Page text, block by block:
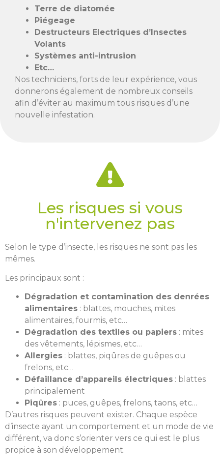
Terre de diatomée
Piégeage
Destructeurs Electriques d’Insectes
Volants
Systèmes anti-intrusion
Etc…
Nos techniciens, forts de leur expérience, vous
donnerons également de nombreux conseils
afin d’éviter au maximum tous risques d’une
nouvelle infestation.
Les risques si vous
n'intervenez pas
Selon le type d’insecte, les risques ne sont pas les
mêmes.
Les principaux sont :
Dégradation et contamination des denrées
alimentaires : blattes, mouches, mites
alimentaires, fourmis, etc…
Dégradation des textiles ou papiers : mites
des vêtements, lépismes, etc…
Allergies : blattes, piqûres de guêpes ou
frelons, etc…
Défaillance d’appareils électriques : blattes
principalement
Piqûres : puces, guêpes, frelons, taons, etc…
D’autres risques peuvent exister. Chaque espèce
d’insecte ayant un comportement et un mode de vie
différent, va donc s’orienter vers ce qui est le plus
propice à son développement.